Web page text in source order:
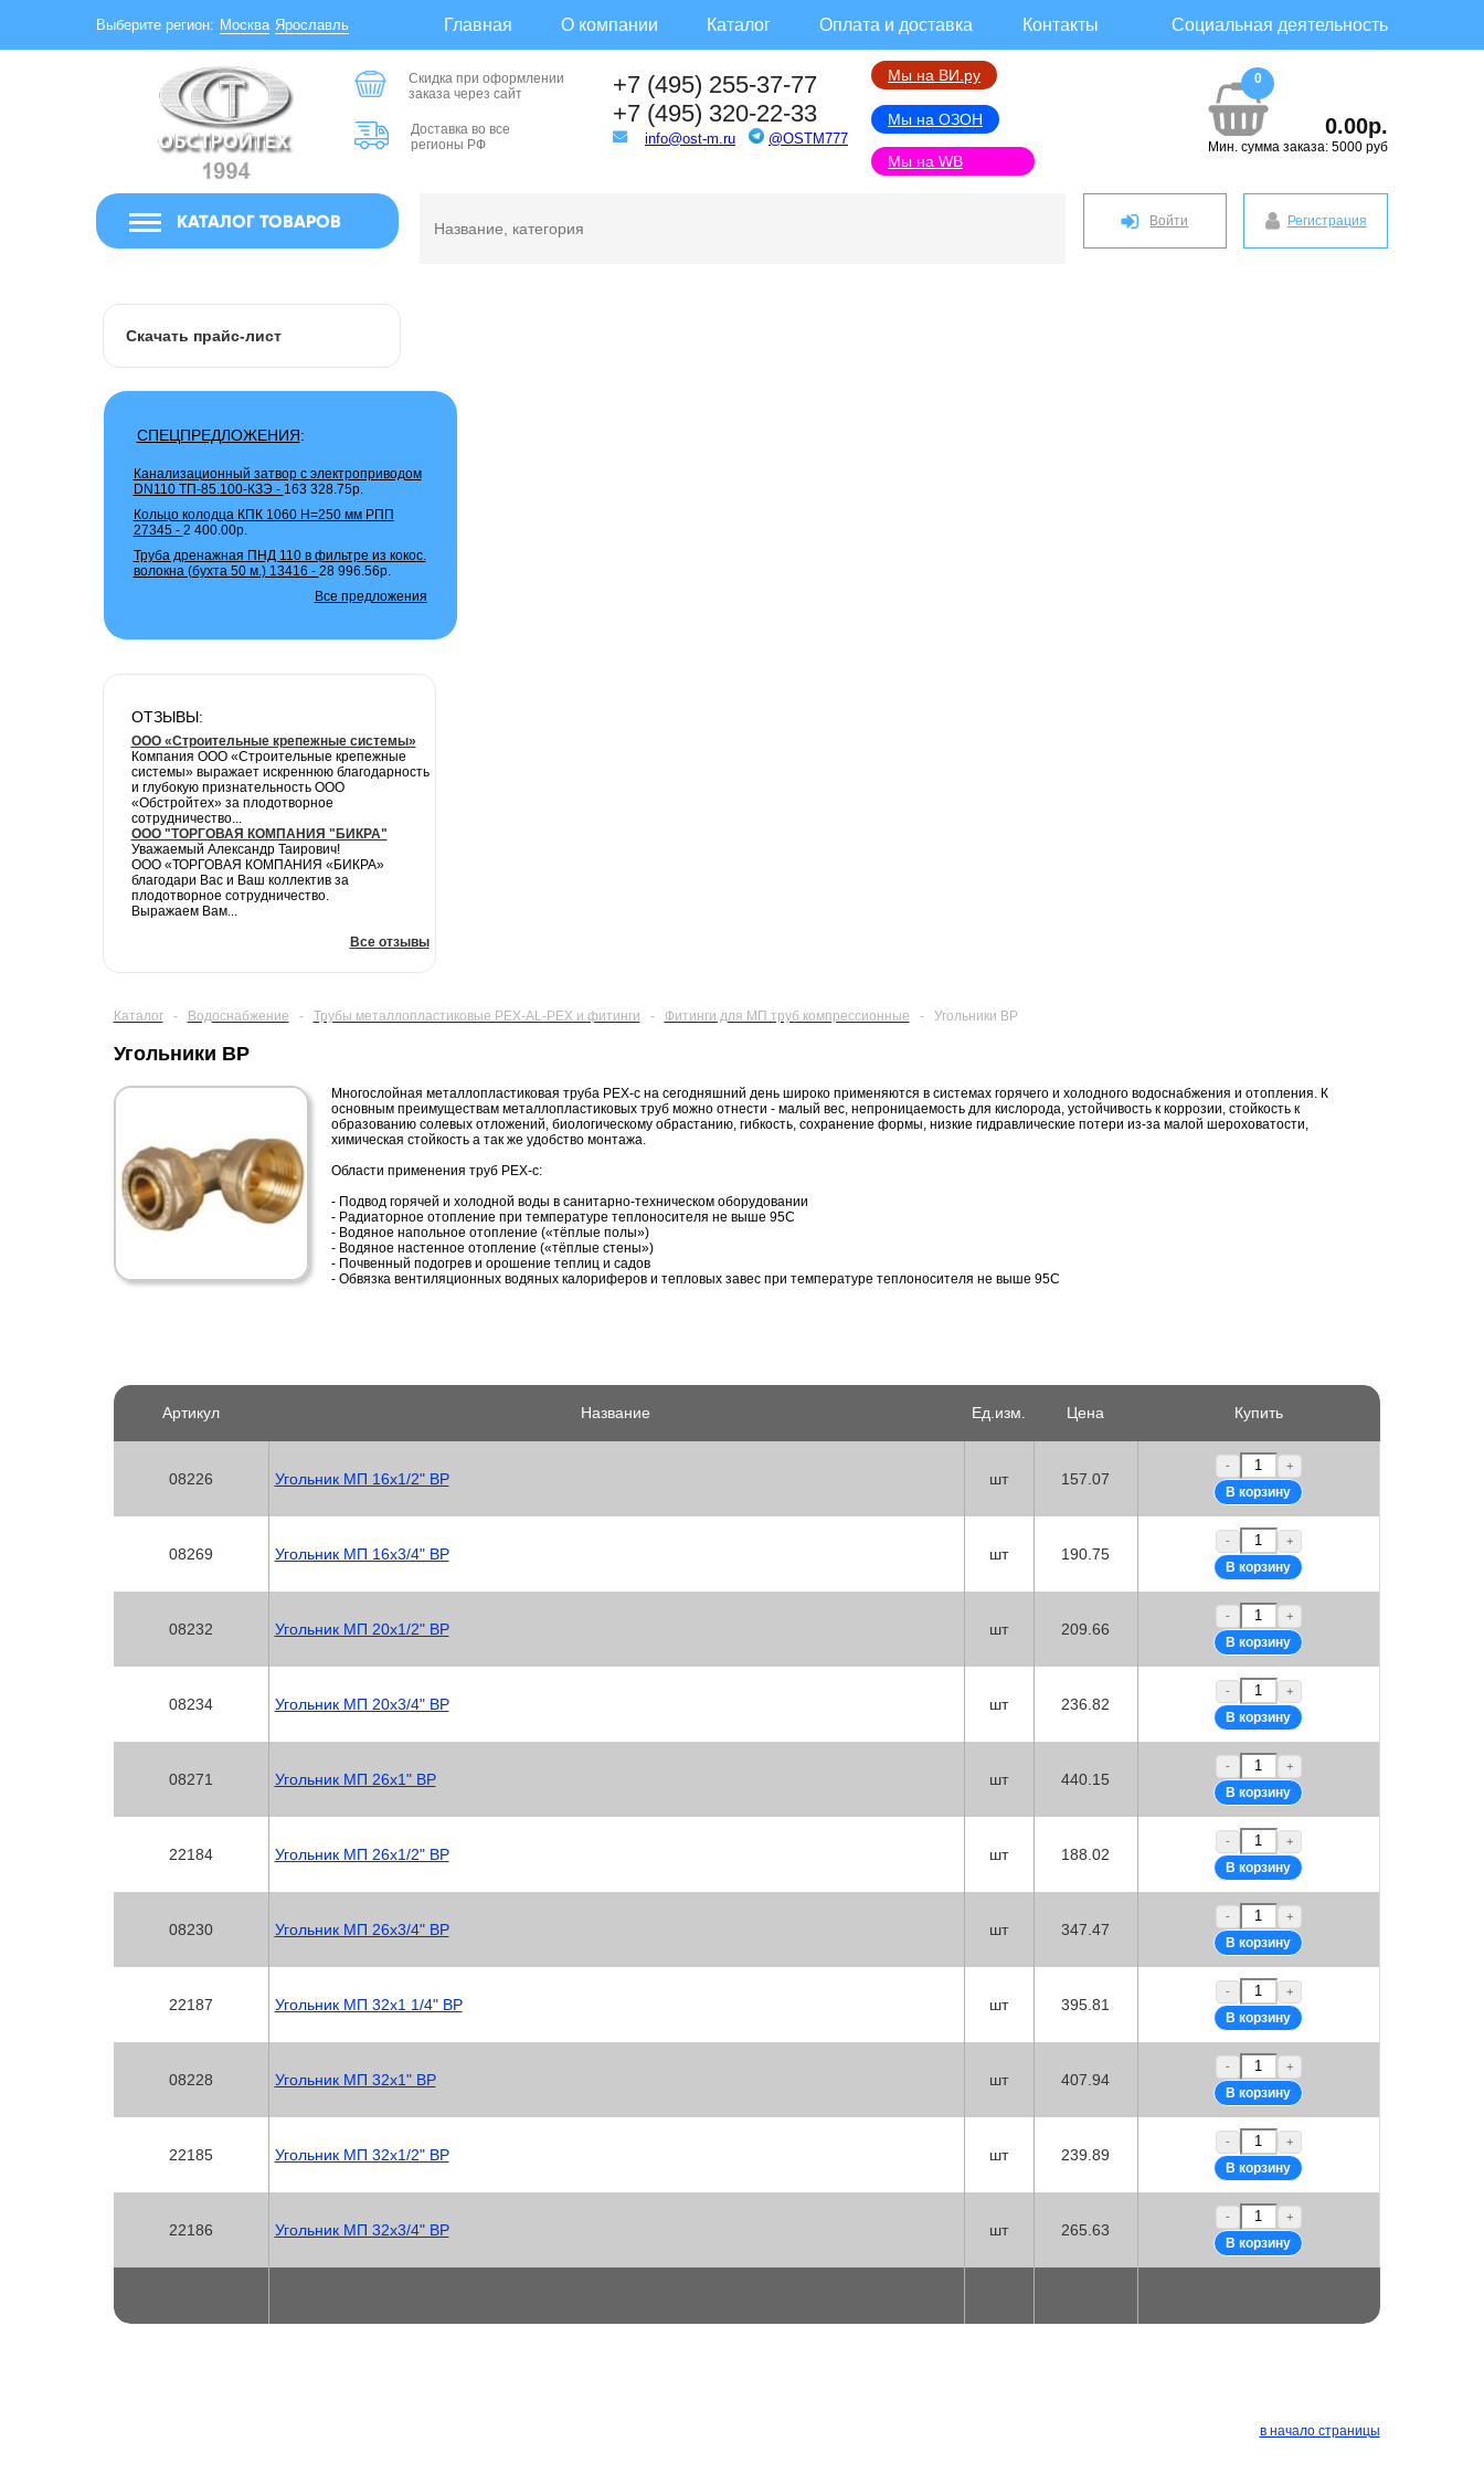
Выберите регион: Москва Ярославль Главная О компании Каталог Оплата и доставка Контакты Социальная деятельность
Скидка при оформлении
заказа через сайт
Доставка во все
регионы РФ
+7 (495) 255-37-77
+7 (495) 320-22-33
info@ost-m.ru @OSTM777
Мы на ВИ.ру
Мы на ОЗОН
Мы на WB
0
0.00р.
Мин. сумма заказа: 5000 руб
КАТАЛОГ ТОВАРОВ Регистрация
Войти
Скачать прайс-лист
СПЕЦПРЕДЛОЖЕНИЯ:
Канализационный затвор с электроприводом
DN110 ТП-85.100-КЗЭ - 163 328.75р.
Кольцо колодца КПК 1060 H=250 мм РПП
27345 - 2 400.00р.
Труба дренажная ПНД 110 в фильтре из кокос.
волокна (бухта 50 м.) 13416 - 28 996.56р.
Все предложения
ОТЗЫВЫ:
ООО «Строительные крепежные системы»
Компания ООО «Строительные крепежные
системы» выражает искреннюю благодарность
и глубокую признательность ООО
«Обстройтех» за плодотворное
сотрудничество...
ООО "ТОРГОВАЯ КОМПАНИЯ "БИКРА"
Уважаемый Александр Таирович!
ООО «ТОРГОВАЯ КОМПАНИЯ «БИКРА»
благодари Вас и Ваш коллектив за
плодотворное сотрудничество.
Выражаем Вам...
Все отзывы
Каталог - Водоснабжение - Трубы металлопластиковые PEX-AL-PEX и фитинги - Фитинги для МП труб компрессионные - Угольники ВР
Угольники ВР
Многослойная металлопластиковая труба PEX-c на сегодняшний день широко применяются в системах горячего и холодного водоснабжения и отопления. К
основным преимуществам металлопластиковых труб можно отнести - малый вес, непроницаемость для кислорода, устойчивость к коррозии, стойкость к
образованию солевых отложений, биологическому обрастанию, гибкость, сохранение формы, низкие гидравлические потери из-за малой шероховатости,
химическая стойкость а так же удобство монтажа.
Области применения труб PEX-c:
- Подвод горячей и холодной воды в санитарно-техническом оборудовании
- Радиаторное отопление при температуре теплоносителя не выше 95С
- Водяное напольное отопление («тёплые полы»)
- Водяное настенное отопление («тёплые стены»)
- Почвенный подогрев и орошение теплиц и садов
- Обвязка вентиляционных водяных калориферов и тепловых завес при температуре теплоносителя не выше 95С
Артикул Название Ед.изм. Цена Купить
08226 Угольник МП 16х1/2" ВР шт 157.07
- +
08269 Угольник МП 16х3/4" ВР шт 190.75
- +
08232 Угольник МП 20х1/2" ВР шт 209.66
- +
08234 Угольник МП 20х3/4" ВР шт 236.82
- +
08271 Угольник МП 26х1" ВР шт 440.15
- +
22184 Угольник МП 26х1/2" ВР шт 188.02
- +
08230 Угольник МП 26х3/4" ВР шт 347.47
- +
22187 Угольник МП 32х1 1/4" ВР шт 395.81
- +
08228 Угольник МП 32х1" ВР шт 407.94
- +
22185 Угольник МП 32х1/2" ВР шт 239.89
- +
22186 Угольник МП 32х3/4" ВР шт 265.63
- +
в начало страницы